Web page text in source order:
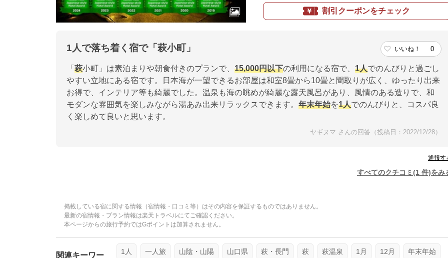
割引クーポンをチェック
1人で落ち着く宿で「萩小町」 いいね！ 0
「 萩小町」は素泊まりや朝食付きのプランで、 15,000円以下の利用になる宿で、 1人でのんびりと過ごし
やすい立地にある宿です。日本海が一望できるお部屋は和室8畳から10畳と間取りが広く、ゆったり出来
お得で、インテリア等も綺麗でした。温泉も海の眺めが綺麗な露天風呂があり、風情のある造りで、和
モダンな雰囲気を楽しみながら湯あみ出来リラックスできます。 年末年始を1人でのんびりと、コスパ良
く楽しめて良いと思います。
ヤギヌマ さんの回答（投稿日：2022/12/28）
通報す
すべてのクチコミ(1 件)をみ
掲載している宿に関する情報（宿情報・口コミ等）はその内容を保証するものではありません。
最新の宿情報・プラン情報は楽天トラベルにてご確認ください。
本ページからの旅行予約ではGポイントは加算されません。
関連キーワー 1人 一人旅 山陰・山陽 山口県 萩・長門 萩 萩温泉 1月 12月 年末年始